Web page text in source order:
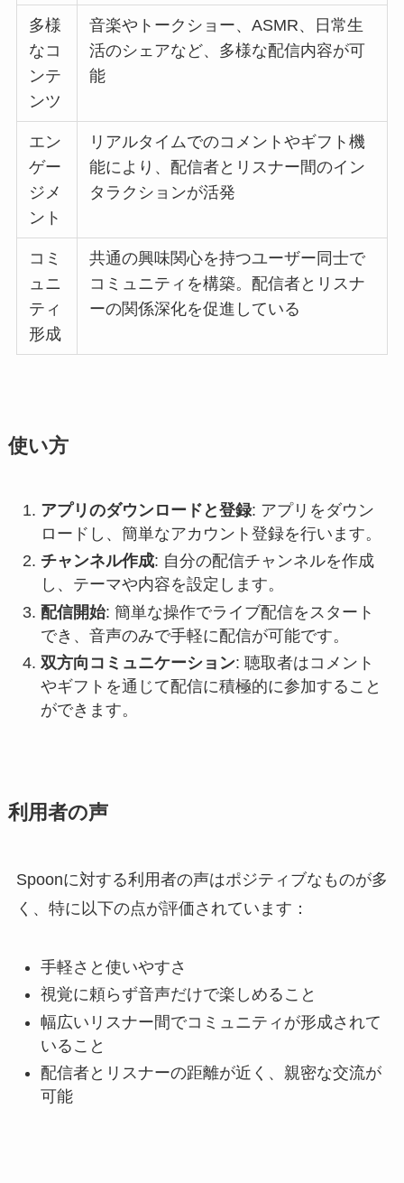
多様
なコ
ンテ
ンツ
音楽やトークショー、ASMR、日常生
活のシェアなど、多様な配信内容が可
能
エン
ゲー
ジメ
ント
リアルタイムでのコメントやギフト機
能により、配信者とリスナー間のイン
タラクションが活発
コミ
ュニ
ティ
形成
共通の興味関心を持つユーザー同士で
コミュニティを構築。配信者とリスナ
ーの関係深化を促進している
使い方
アプリのダウンロードと登録: アプリをダウン
ロードし、簡単なアカウント登録を行います。
チャンネル作成: 自分の配信チャンネルを作成
し、テーマや内容を設定します。
配信開始: 簡単な操作でライブ配信をスタート
でき、音声のみで手軽に配信が可能です。
双方向コミュニケーション: 聴取者はコメント
やギフトを通じて配信に積極的に参加すること
ができます。
利用者の声
Spoonに対する利用者の声はポジティブなものが多
く、特に以下の点が評価されています：
手軽さと使いやすさ
視覚に頼らず音声だけで楽しめること
幅広いリスナー間でコミュニティが形成されて
いること
配信者とリスナーの距離が近く、親密な交流が
可能